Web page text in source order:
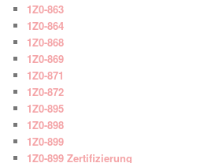
1Z0-863
1Z0-864
1Z0-868
1Z0-869
1Z0-871
1Z0-872
1Z0-895
1Z0-898
1Z0-899
1Z0-899 Zertifizierung